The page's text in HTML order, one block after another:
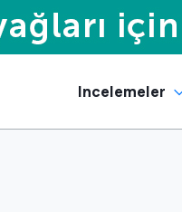
Incelemeler